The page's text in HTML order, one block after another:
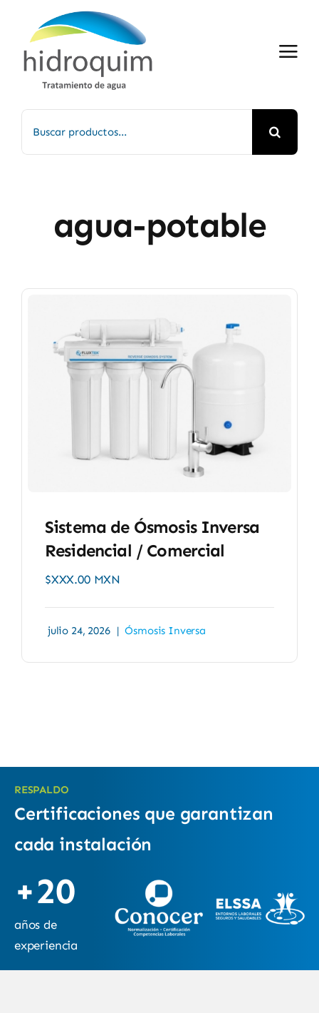
contenido
agua-potable
Sistema de Ósmosis Inversa
Residencial / Comercial
$XXX.00 MXN
julio 24, 2026 | Ósmosis Inversa
RESPALDO
Certificaciones que garantizan
cada instalación
+20
años de
experiencia